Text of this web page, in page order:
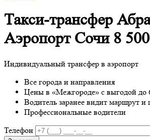
Такси-трансфер
Аэропорт Сочи 8
Индивидуальный трансфер в аэропорт
Все города и направления
Цены в «Межгороде» с выгодой до
Водитель заранее видит маршрут и
Профессиональные водители
Телефон